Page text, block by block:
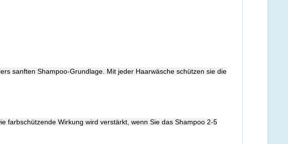
sanften Shampoo-Grundlage. Mit jeder Haarwäsche schützen sie die
farbschützende Wirkung wird verstärkt, wenn Sie das Shampoo 2-5